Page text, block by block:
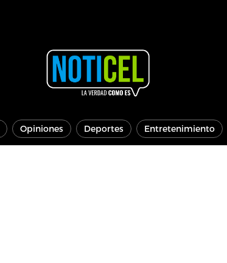
Opiniones Deportes Entretenimiento